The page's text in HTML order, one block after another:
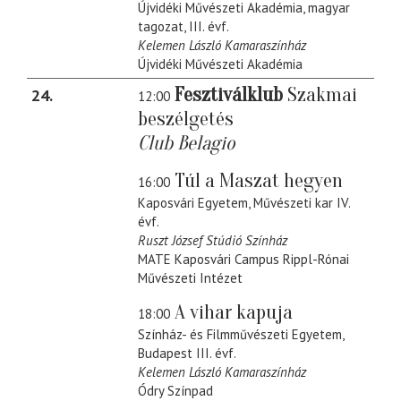
Újvidéki Művészeti Akadémia, magyar
tagozat, III. évf.
Kelemen László Kamaraszínház
Újvidéki Művészeti Akadémia
24 12:00 FesztiválklubSzakmai
beszélgetés
Club Belagio
16:00 Túl a Maszat hegyen
Kaposvári Egyetem, Művészeti kar IV.
évf.
Ruszt József Stúdió Színház
MATE Kaposvári Campus Rippl-Rónai
Művészeti Intézet
18:00 A vihar kapuja
Színház- és Filmművészeti Egyetem,
Budapest III. évf.
Kelemen László Kamaraszínház
Ódry Színpad